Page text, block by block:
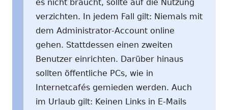
es nicht braucht, sollte auf die Nutzung
verzichten. In jedem Fall gilt: Niemals mit
dem Administrator-Account online
gehen. Stattdessen einen zweiten
Benutzer einrichten. Darüber hinaus
sollten öffentliche PCs, wie in
Internetcafés gemieden werden. Auch
im Urlaub gilt: Keinen Links in E-Mails